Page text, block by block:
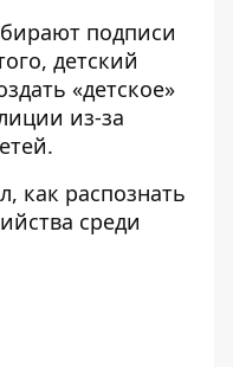
подписи
детский
«детское»
из-за
как распознать
среди